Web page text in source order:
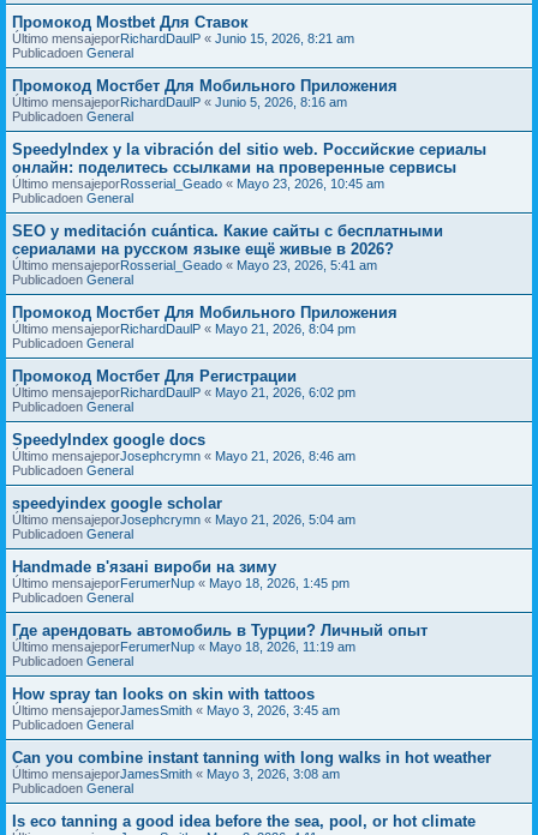
Промокод Mostbet Для Ставок
Último mensajeporRichardDaulP « Junio 15, 2026, 8:21 am
Publicadoen General
Промокод Мостбет Для Мобильного Приложения
Último mensajeporRichardDaulP « Junio 5, 2026, 8:16 am
Publicadoen General
SpeedyIndex y la vibración del sitio web. Российские сериалы
онлайн: поделитесь ссылками на проверенные сервисы
Último mensajeporRosserial_Geado « Mayo 23, 2026, 10:45 am
Publicadoen General
SEO y meditación cuántica. Какие сайты с бесплатными
сериалами на русском языке ещё живые в 2026?
Último mensajeporRosserial_Geado « Mayo 23, 2026, 5:41 am
Publicadoen General
Промокод Мостбет Для Мобильного Приложения
Último mensajeporRichardDaulP « Mayo 21, 2026, 8:04 pm
Publicadoen General
Промокод Мостбет Для Регистрации
Último mensajeporRichardDaulP « Mayo 21, 2026, 6:02 pm
Publicadoen General
SpeedyIndex google docs
Último mensajeporJosephcrymn « Mayo 21, 2026, 8:46 am
Publicadoen General
speedyindex google scholar
Último mensajeporJosephcrymn « Mayo 21, 2026, 5:04 am
Publicadoen General
Handmade в'язані вироби на зиму
Último mensajeporFerumerNup « Mayo 18, 2026, 1:45 pm
Publicadoen General
Где арендовать автомобиль в Турции? Личный опыт
Último mensajeporFerumerNup « Mayo 18, 2026, 11:19 am
Publicadoen General
How spray tan looks on skin with tattoos
Último mensajeporJamesSmith « Mayo 3, 2026, 3:45 am
Publicadoen General
Can you combine instant tanning with long walks in hot weather
Último mensajeporJamesSmith « Mayo 3, 2026, 3:08 am
Publicadoen General
Is eco tanning a good idea before the sea, pool, or hot climate